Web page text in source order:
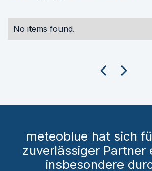
No items found.
meteoblue hat sich
zuverlässiger Partner
insbesondere